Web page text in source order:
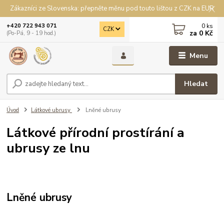
Zákazníci ze Slovenska: přepněte měnu pod touto lištou z CZK na EUR
Menu
CZK
Hledat
+420 722 943 071
(Po-Pá, 9 - 19 hod.)
0 ks
za 0 Kč
Úvod Látkové ubrusy Lněné ubrusy
Látkové přírodní prostírání a
ubrusy ze lnu
Lněné ubrusy